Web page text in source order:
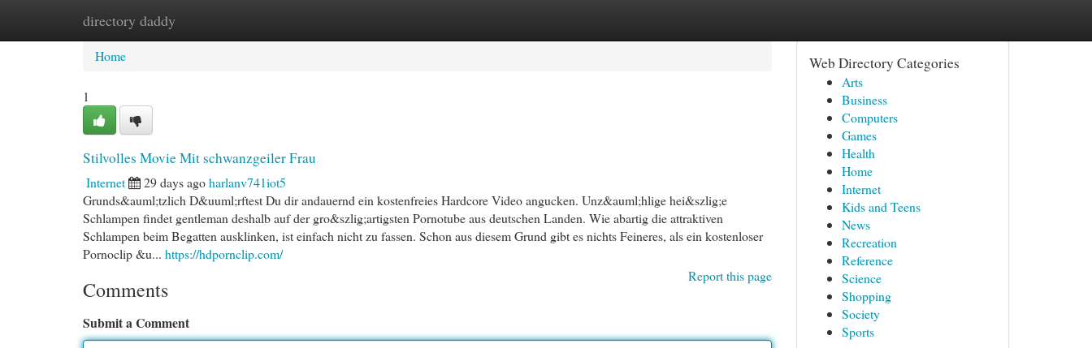
directory daddy
Home New Site Listings
Home
1
Stilvolles Movie Mit schwanzgeiler Frau
Internet 29 days agoharlanv741iot5
Grunds&auml;tzlich D&uuml;rftest Du dir andauernd ein kostenfreies Hardcore Video angucken. Unz&auml;hlige hei&szlig;e
Schlampen findet gentleman deshalb auf der gro&szlig;artigsten Pornotube aus deutschen Landen. Wie abartig die attraktiven
Schlampen beim Begatten ausklinken, ist einfach nicht zu fassen. Schon aus diesem Grund gibt es nichts Feineres, als ein kostenloser
Pornoclip &u... https://hdpornclip.com/
Report this page
Comments
Submit a Comment
Web Directory Categories
Arts
Business
Computers
Games
Health
Home
Internet
Kids and Teens
News
Recreation
Reference
Science
Shopping
Society
Sports